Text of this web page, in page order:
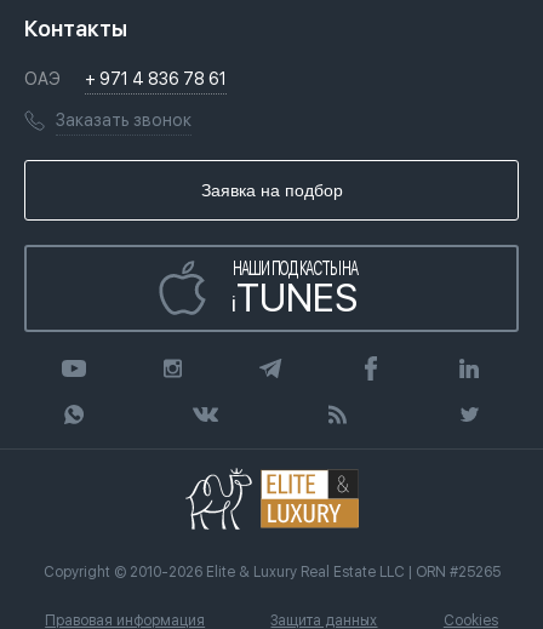
Недвижимость за криптовалюту в Дубае
Переезд в Дубай, ОАЭ
Гражданство ОАЭ
Законы
Вопросы и ответы
Книги
Инфографика
Лицензии
Агентство недвижимости
Контакты
ОАЭ + 971 4 836 78 61
Заказать звонок
Заявка на подбор
НАШИ ПОДКАСТЫ НА
iTUNES
Copyright © 2010-2026 Elite & Luxury Real Estate LLC | ORN #25265
Правовая информация Защита данных Cookies